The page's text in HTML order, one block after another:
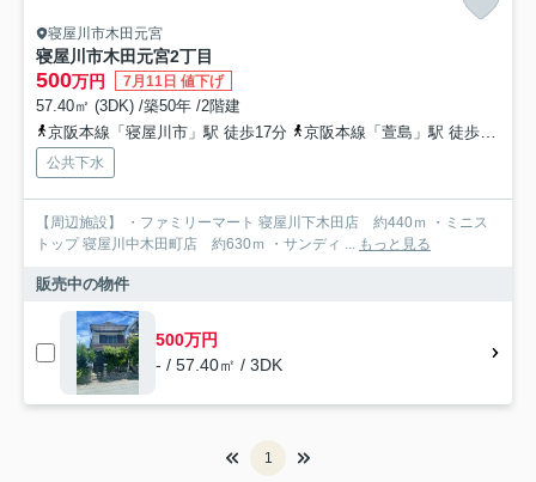
寝屋川市木田元宮
寝屋川市木田元宮2丁目
500万円 7月11日 値下げ
57.40㎡ (3DK) /築50年 /2階建
京阪本線「寝屋川市」駅 徒歩17分
京阪本線「萱島」駅 徒歩19分
公共下水
【周辺施設】 ・ファミリーマート 寝屋川下木田店 約440ｍ ・ミニス
トップ 寝屋川中木田町店 約630ｍ ・サンディ ... もっと見る
販売中の物件
500万円
- / 57.40㎡ / 3DK
1